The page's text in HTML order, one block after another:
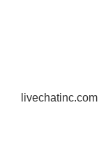
livechatinc.com